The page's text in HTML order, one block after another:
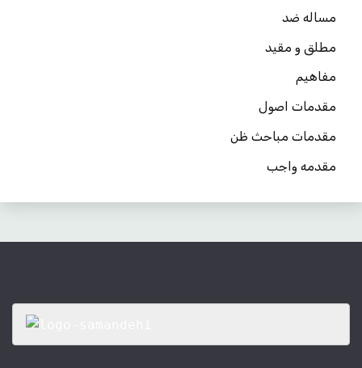
مساله ضد
مطلق و مقید
مفاهیم
مقدمات اصول
مقدمات مباحث ظن
مقدمه واجب